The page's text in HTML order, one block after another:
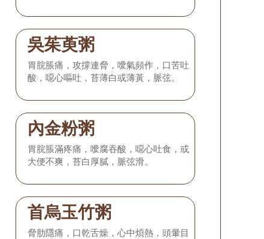
吳茱萸粥
胃脘脹痛，攻撐連脅，噯氣頻作，口苦吐
酸，噁心嘔吐，苔薄白或薄黃，脈弦。
內金粉粥
胃脘脹滿疼痛，噯腐吞酸，噁心吐食，或
大便不爽，苔白厚膩，脈弦滑。
首烏玉竹粥
脅肋隱痛，口乾舌燥，心中煩熱，頭暈目